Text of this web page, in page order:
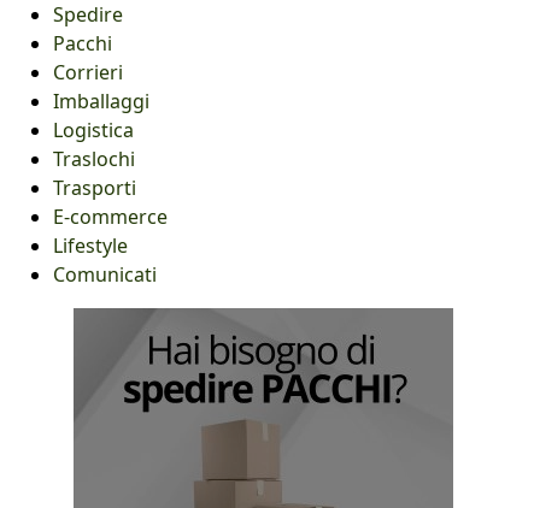
Spedire
Pacchi
Corrieri
Imballaggi
Logistica
Traslochi
Trasporti
E-commerce
Lifestyle
Comunicati